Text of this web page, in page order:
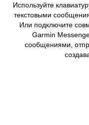
Используйте
текстовыми
Или подключите
Garmin
сообщениями,